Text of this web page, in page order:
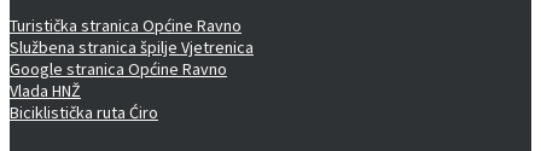
Turistička stranica Općine Ravno
Službena stranica špilje Vjetrenica
Google stranica Općine Ravno
Vlada HNŽ
Biciklistička ruta Ćiro